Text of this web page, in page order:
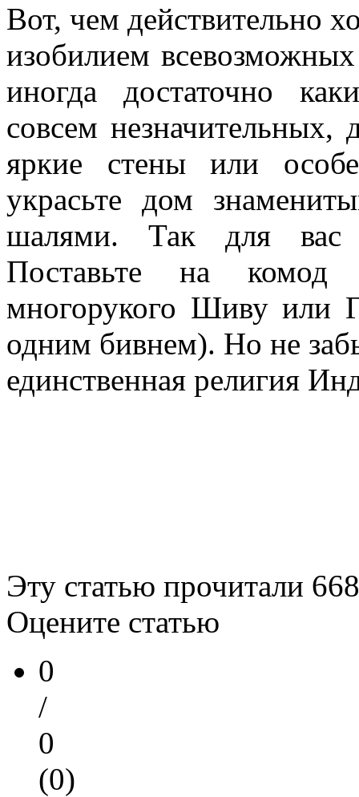
Вот, чем действительно
изобилием
иногда достаточно
совсем
яркие стены или
украсьте дом
шалями. Так для вас
Поставьте на комод
многорукого Шиву или
одним бивнем). Но не
единственная религия
Эту статью прочитали
Оцените статью
0
/
0
(0)